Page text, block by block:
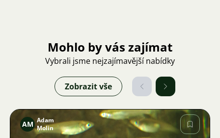
Mohlo by vás zajímat
Vybrali jsme nejzajímavější nabídky
Zobrazit vše
AM Adam
Molin